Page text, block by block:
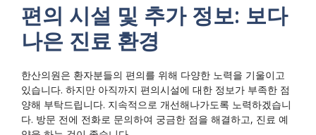
편의 시설 및 추가 정보: 보다
나은 진료 환경
한산의원은 환자분들의 편의를 위해 다양한 노력을 기울이고
있습니다. 하지만 아직까지 편의시설에 대한 정보가 부족한 점
양해 부탁드립니다. 지속적으로 개선해나가도록 노력하겠습니
다. 방문 전에 전화로 문의하여 궁금한 점을 해결하고, 진료 예